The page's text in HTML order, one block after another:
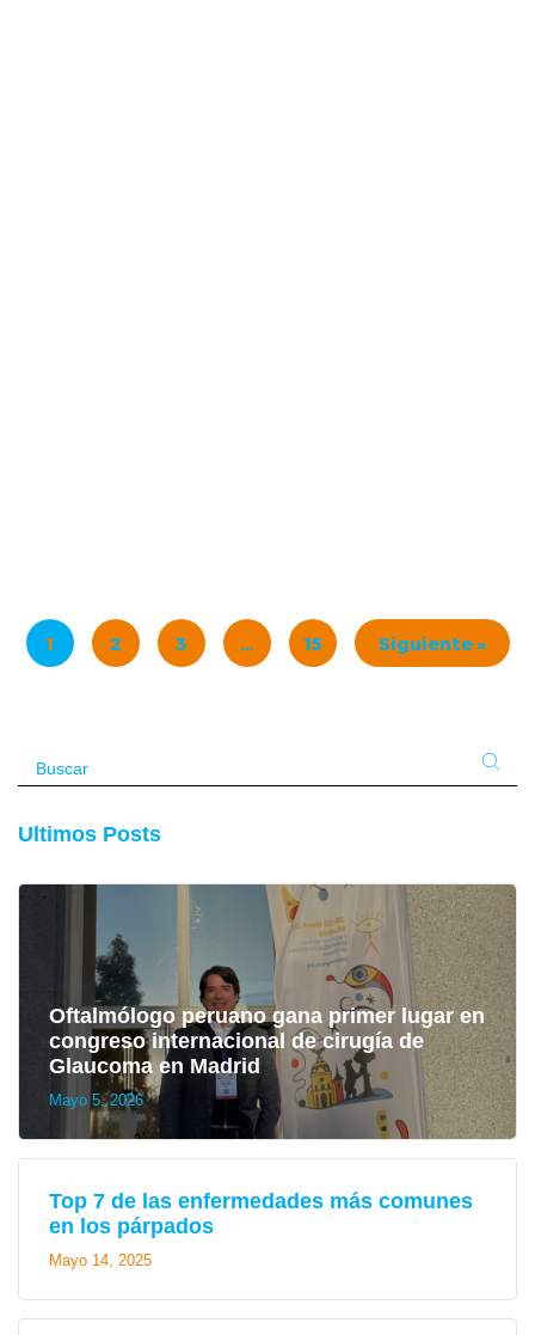
1 2 3 … 15 Siguiente »
Ultimos Posts
Oftalmólogo peruano gana primer lugar en
congreso internacional de cirugía de
Glaucoma en Madrid
Mayo 5, 2026
Top 7 de las enfermedades más comunes
en los párpados
Mayo 14, 2025